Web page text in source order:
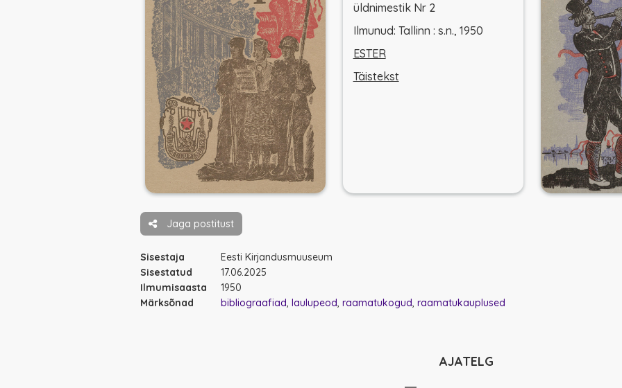
üldnimestik Nr 2
Ilmunud: Tallinn : s.n., 1950
ESTER
Täistekst
Jaga postitust
Sisestaja
Eesti Kirjandusmuuseum
Sisestatud
17.06.2025
Ilmumisaasta
1950
Märksõnad
bibliograafiad laulupeod raamatukogud raamatukauplused
AJATELG